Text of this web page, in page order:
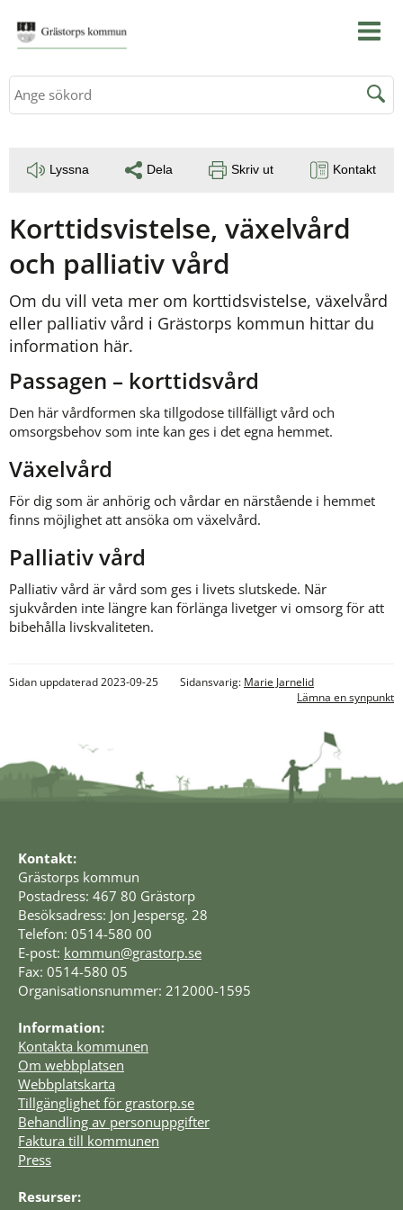
Sök
Lyssna Dela Skriv ut Kontakt
Korttidsvistelse, växelvård
och palliativ vård
Om du vill veta mer om korttidsvistelse, växelvård
eller palliativ vård i Grästorps kommun hittar du
information här.
Passagen – korttidsvård
Den här vårdformen ska tillgodose tillfälligt vård och
omsorgsbehov som inte kan ges i det egna hemmet.
Växelvård
För dig som är anhörig och vårdar en närstående i hemmet
finns möjlighet att ansöka om växelvård.
Palliativ vård
Palliativ vård är vård som ges i livets slutskede. När
sjukvården inte längre kan förlänga livetger vi omsorg för att
bibehålla livskvaliteten.
Sidan uppdaterad 2023-09-25 Sidansvarig: Marie Jarnelid
Lämna en synpunkt
Kontakt:
Grästorps kommun
Postadress: 467 80 Grästorp
Besöksadress: Jon Jespersg. 28
Telefon: 0514-580 00
E-post: kommun@grastorp.se
Fax: 0514-580 05
Organisationsnummer: 212000-1595
Information:
Kontakta kommunen
Om webbplatsen
Webbplatskarta
Tillgänglighet för grastorp.se
Behandling av personuppgifter
Faktura till kommunen
Press
Resurser: